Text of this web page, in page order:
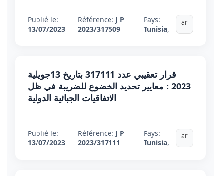
Publié le:
13/07/2023
Référence: J P
2023/317509
Pays:
Tunisia,
ar
قرار تعقيبي عدد 317111 بتاريخ 13جويلية
2023 : معايير تحديد الخضوع للضريبة في ظل
الاتفاقيات الجبائية الدولية
Publié le:
13/07/2023
Référence: J P
2023/317111
Pays:
Tunisia,
ar